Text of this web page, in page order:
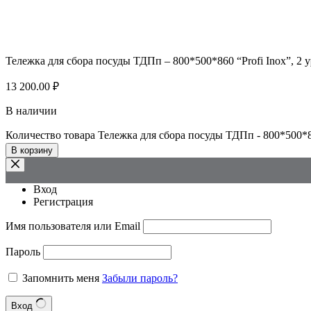
Тележка для сбора посуды ТДПп – 800*500*860 “Profi Inox”, 2
13 200.00 ₽
В наличии
Количество товара Тележка для сбора посуды ТДПп -
В корзину
Вход
Регистрация
Имя пользователя или Email
Пароль
Запомнить меня Забыли пароль?
Вход